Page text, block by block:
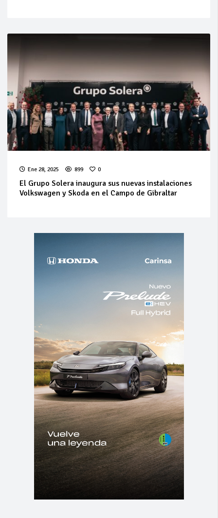
Ene 28, 2025 899 0
El Grupo Solera inaugura sus nuevas instalaciones
Volkswagen y Skoda en el Campo de Gibraltar